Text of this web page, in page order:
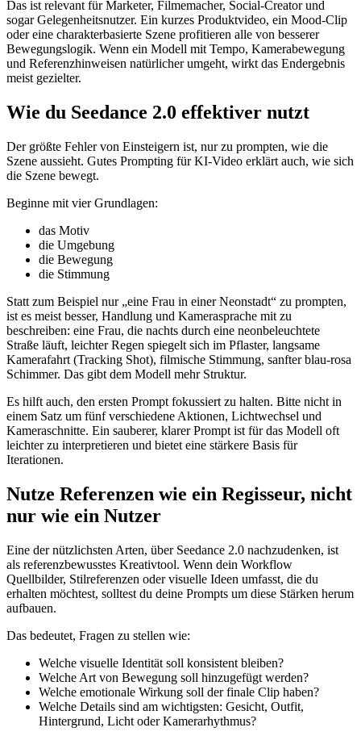
Das ist relevant für Marketer, Filmemacher, Social-Creator und
sogar Gelegenheitsnutzer. Ein kurzes Produktvideo, ein Mood-Clip
oder eine charakterbasierte Szene profitieren alle von besserer
Bewegungslogik. Wenn ein Modell mit Tempo, Kamerabewegung
und Referenzhinweisen natürlicher umgeht, wirkt das Endergebnis
meist gezielter.
Wie du Seedance 2.0 effektiver nutzt
Der größte Fehler von Einsteigern ist, nur zu prompten, wie die
Szene aussieht. Gutes Prompting für KI-Video erklärt auch, wie sich
die Szene bewegt.
Beginne mit vier Grundlagen:
das Motiv
die Umgebung
die Bewegung
die Stimmung
Statt zum Beispiel nur „eine Frau in einer Neonstadt“ zu prompten,
ist es meist besser, Handlung und Kamerasprache mit zu
beschreiben: eine Frau, die nachts durch eine neonbeleuchtete
Straße läuft, leichter Regen spiegelt sich im Pflaster, langsame
Kamerafahrt (Tracking Shot), filmische Stimmung, sanfter blau-rosa
Schimmer. Das gibt dem Modell mehr Struktur.
Es hilft auch, den ersten Prompt fokussiert zu halten. Bitte nicht in
einem Satz um fünf verschiedene Aktionen, Lichtwechsel und
Kameraschnitte. Ein sauberer, klarer Prompt ist für das Modell oft
leichter zu interpretieren und bietet eine stärkere Basis für
Iterationen.
Nutze Referenzen wie ein Regisseur, nicht
nur wie ein Nutzer
Eine der nützlichsten Arten, über Seedance 2.0 nachzudenken, ist
als referenzbewusstes Kreativtool. Wenn dein Workflow
Quellbilder, Stilreferenzen oder visuelle Ideen umfasst, die du
erhalten möchtest, solltest du deine Prompts um diese Stärken herum
aufbauen.
Das bedeutet, Fragen zu stellen wie:
Welche visuelle Identität soll konsistent bleiben?
Welche Art von Bewegung soll hinzugefügt werden?
Welche emotionale Wirkung soll der finale Clip haben?
Welche Details sind am wichtigsten: Gesicht, Outfit,
Hintergrund, Licht oder Kamerarhythmus?